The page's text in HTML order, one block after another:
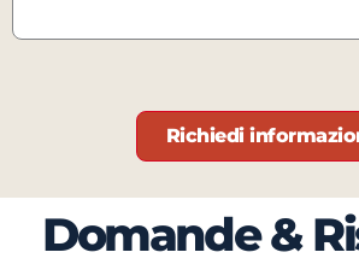
Richiedi
Domande &